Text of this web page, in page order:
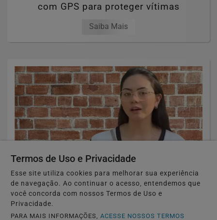
com GPS para proteger vítimas
Saiba Mais
NAGOYA-JAPÃO
Mais uma denúncia contra autoescola
brasileira após reportagem da RPJNEWS
Termos de Uso e Privacidade
Esse site utiliza cookies para melhorar sua experiência
de navegação. Ao continuar o acesso, entendemos que
você concorda com nossos Termos de Uso e
Privacidade.
PARA MAIS INFORMAÇÕES,ACESSE NOSSOS TERMOS